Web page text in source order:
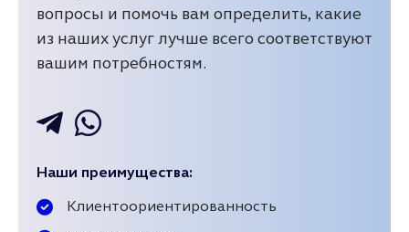
вопросы и помочь вам определить, какие
из наших услуг лучше всего соответствуют
вашим потребностям.
Наши преимущества:
Клиентоориентированность